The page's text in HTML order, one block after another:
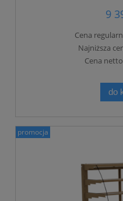
9
Cena
Najniższa
Cena
do
promocja